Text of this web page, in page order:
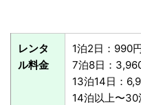
レンタ
ル料金
1泊2日：990
7泊8日：
13泊14日：
14泊以上〜